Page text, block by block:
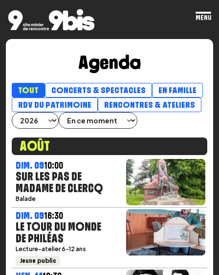
MENU
Agenda
TOUT CONCERTS & SPECTACLES
EN FAMILLE
RDV DU PATRIMOINE
RENCONTRES & ATELIERS
AOÛT
DIM. 0910:00
SUR LES PAS DE
MADAME DE CLERCQ
Balade
DIM. 0916:30
LE TOUR DU MONDE
DE PHILÉAS
Lecture-atelier 6-12 ans
Jeune public